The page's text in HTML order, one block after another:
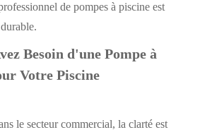
de pompes à piscine est
Besoin d'une Pompe à
Votre Piscine
le secteur commercial, la clarté est